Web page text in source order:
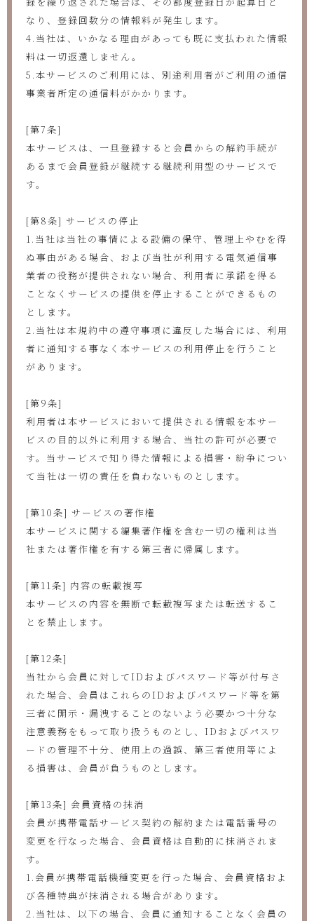
なり、登録回数分の情報料が発生します。
4.当社は、いかなる理由があっても既に支払われた情報
料は一切返還しません。
5.本サービスのご利用には、別途利用者がご利用の通信
事業者所定の通信料がかかります。
[第7条]
本サービスは、一旦登録すると会員からの解約手続が
あるまで会員登録が継続する継続利用型のサービスで
す。
[第8条] サービスの停止
1.当社は当社の事情による設備の保守、管理上やむを得
ぬ事由がある場合、および当社が利用する電気通信事
業者の役務が提供されない場合、利用者に承諾を得る
ことなくサービスの提供を停止することができるもの
とします。
2.当社は本規約中の遵守事項に違反した場合には、利用
者に通知する事なく本サービスの利用停止を行うこと
があります。
[第9条]
利用者は本サービスにおいて提供される情報を本サー
ビスの目的以外に利用する場合、当社の許可が必要で
す。当サービスで知り得た情報による損害・紛争につい
て当社は一切の責任を負わないものとします。
[第10条] サービスの著作権
本サービスに関する編集著作権を含む一切の権利は当
社または著作権を有する第三者に帰属します。
[第11条] 内容の転載複写
本サービスの内容を無断で転載複写または転送するこ
とを禁止します。
[第12条]
当社から会員に対してIDおよびパスワード等が付与さ
れた場合、会員はこれらのIDおよびパスワード等を第
三者に開示・漏洩することのないよう必要かつ十分な
注意義務をもって取り扱うものとし、IDおよびパスワ
ードの管理不十分、使用上の過誤、第三者使用等によ
る損害は、会員が負うものとします。
[第13条] 会員資格の抹消
会員が携帯電話サービス契約の解約または電話番号の
変更を行なった場合、会員資格は自動的に抹消されま
す。
1.会員が携帯電話機種変更を行った場合、会員資格およ
び各種特典が抹消される場合があります。
2.当社は、以下の場合、会員に通知することなく会員の